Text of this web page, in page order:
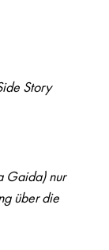
Story
Gaida) nur
über die